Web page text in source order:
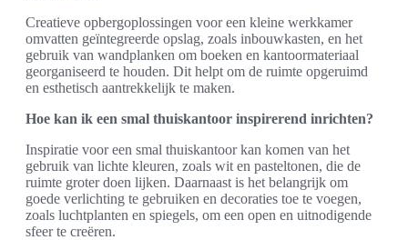
Creatieve opbergoplossingen voor een kleine werkkamer
omvatten geïntegreerde opslag, zoals inbouwkasten, en het
gebruik van wandplanken om boeken en kantoormateriaal
georganiseerd te houden. Dit helpt om de ruimte opgeruimd
en esthetisch aantrekkelijk te maken.
Hoe kan ik een smal thuiskantoor inspirerend inrichten?
Inspiratie voor een smal thuiskantoor kan komen van het
gebruik van lichte kleuren, zoals wit en pasteltonen, die de
ruimte groter doen lijken. Daarnaast is het belangrijk om
goede verlichting te gebruiken en decoraties toe te voegen,
zoals luchtplanten en spiegels, om een open en uitnodigende
sfeer te creëren.